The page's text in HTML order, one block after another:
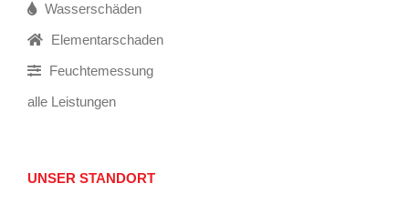
Wasserschäden
Elementarschaden
Feuchtemessung
alle Leistungen
UNSER STANDORT